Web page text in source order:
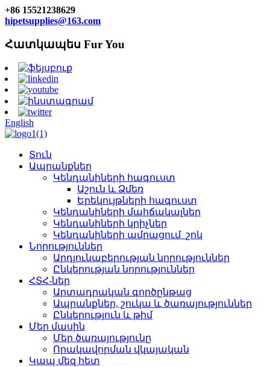
+86 15521238629
hipetsupplies@163.com
Հատկապես Fur You
English
Տուն
Ապրանքներ
Կենդանիների հագուստ
Աշուն և Ձմեռ
Երեկույթների հագուստ
Կենդանիների մահճակալներ
Կենդանիների կրիչներ
Կենդանիների ամրացում_շոկ
Նորություններ
Արդյունաբերության նորություններ
Ընկերության նորություններ
ՀՏՀ-ներ
Արտադրական գործընթաց
Ապրանքներ, շուկա և ծառայություններ
Ընկերություն և թիմ
Մեր մասին
Մեր ծառայությունը
Որակավորման վկայական
Կապ մեզ հետ